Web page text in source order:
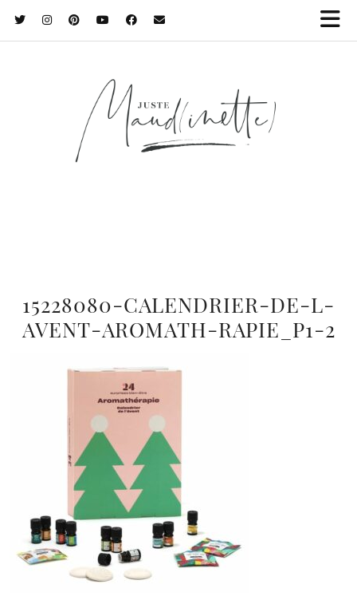
15228080-CALENDRIER-DE-L-
AVENT-AROMATH-RAPIE_P1-2